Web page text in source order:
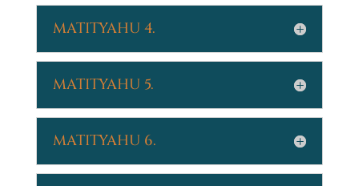
MATITYAHU 4.
MATITYAHU 5.
MATITYAHU 6.